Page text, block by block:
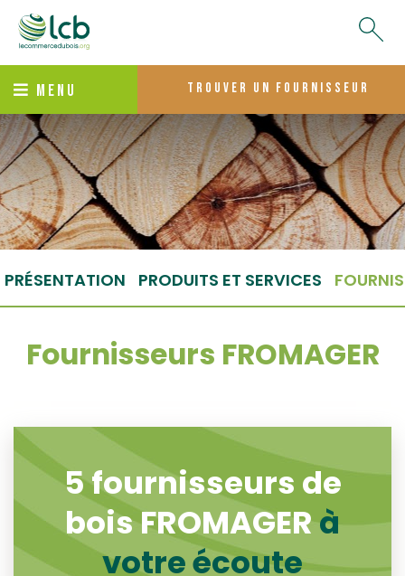
MENU trouver un fournisseur
PRÉSENTATION PRODUITS ET SERVICES
Fournisseurs FROMAGER
5fournisseurs de
bois FROMAGERà
votre écoute